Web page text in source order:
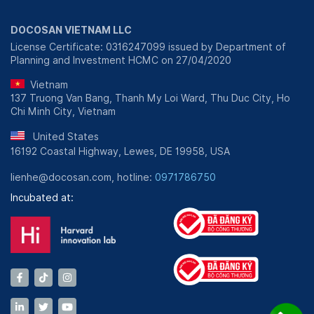
activity (GPT), Determination of total cholesterol,
Determination of total cholesterol. Triglyceride,
HDL-C, LDL-C, Serum Iron (Iron), Ferritin, HBsAg
Anti-HCV, FT4 (Quick test) Free Thyroxine),
Determination of TSH,...
DOCOSAN VIETNAM LLC
License Certificate: 0316247099 issued by Department of
Planning and Investment HCMC on 27/04/2020
Vietnam
137 Truong Van Bang, Thanh My Loi Ward, Thu Duc City, Ho
Chi Minh City, Vietnam
United States
16192 Coastal Highway, Lewes, DE 19958, USA
lienhe@docosan.com, hotline: 0971786750
Incubated at: